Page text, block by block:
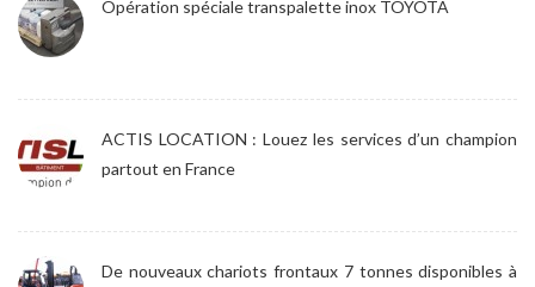
Opération spéciale transpalette inox TOYOTA
ACTIS LOCATION : Louez les services d’un champion
partout en France
De nouveaux chariots frontaux 7 tonnes disponibles à